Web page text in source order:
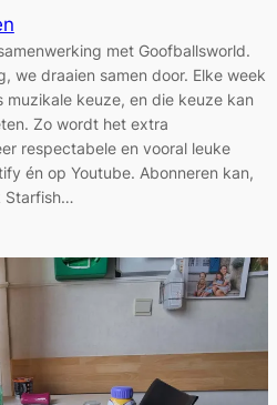
met Goofballsworld.
we draaien samen door. Elke week
keuze, en die keuze kan
Zo wordt het extra
respectabele en vooral leuke
én op Youtube. Abonneren kan,
Starfish…